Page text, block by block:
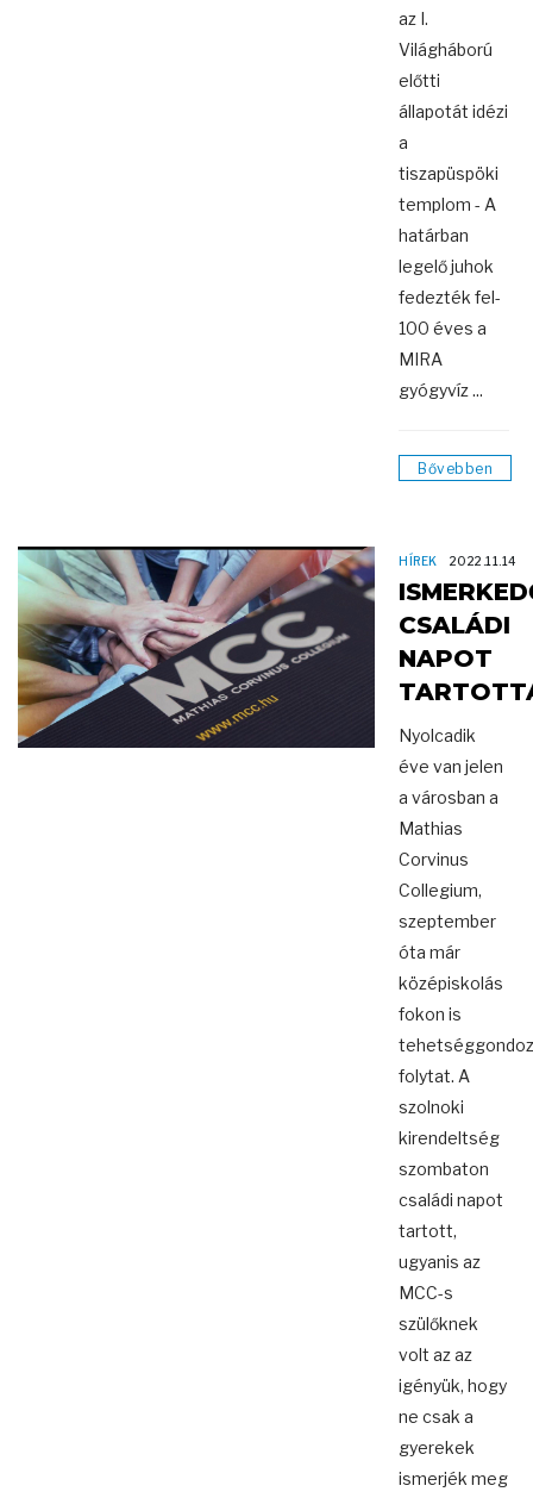
az I.
Világháború
előtti
állapotát idézi
a
tiszapüspöki
templom - A
határban
legelő juhok
fedezték fel-
100 éves a
MIRA
gyógyvíz ...
Bővebben
HÍREK 2022.11.14
CSALÁDI
NAPOT
Nyolcadik
éve van jelen
a városban a
Mathias
Corvinus
Collegium,
szeptember
óta már
középiskolás
fokon is
folytat. A
szolnoki
kirendeltség
szombaton
családi napot
tartott,
ugyanis az
MCC-s
szülőknek
volt az az
igényük, hogy
ne csak a
gyerekek
ismerjék meg